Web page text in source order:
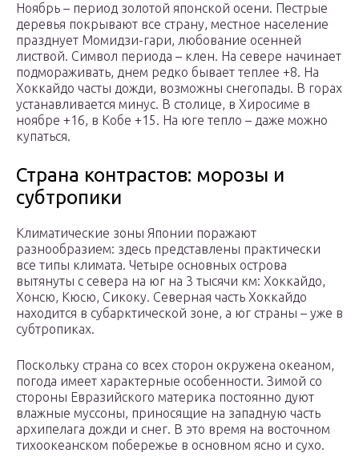
Ноябрь – период золотой японской осени. Пестрые
деревья покрывают все страну, местное население
празднует Момидзи-гари, любование осенней
листвой. Символ периода – клен. На севере начинает
подмораживать, днем редко бывает теплее +8. На
Хоккайдо часты дожди, возможны снегопады. В горах
устанавливается минус. В столице, в Хиросиме в
ноябре +16, в Кобе +15. На юге тепло – даже можно
купаться.
Страна контрастов: морозы и
субтропики
Климатические зоны Японии поражают
разнообразием: здесь представлены практически
все типы климата. Четыре основных острова
вытянуты с севера на юг на 3 тысячи км: Хоккайдо,
Хонсю, Кюсю, Сикоку. Северная часть Хоккайдо
находится в субарктической зоне, а юг страны – уже в
субтропиках.
Поскольку страна со всех сторон окружена океаном,
погода имеет характерные особенности. Зимой со
стороны Евразийского материка постоянно дуют
влажные муссоны, приносящие на западную часть
архипелага дожди и снег. В это время на восточном
тихоокеанском побережье в основном ясно и сухо.